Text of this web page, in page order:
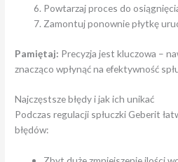
Powtarzaj proces do
Zamontuj ponownie płytkę
Pamiętaj: Precyzja jest kluczowa –
znacząco wpłynąć na efektywność
Najczęstsze błędy i jak ich unikać
Podczas regulacji spłuczki Geberit
błędów: